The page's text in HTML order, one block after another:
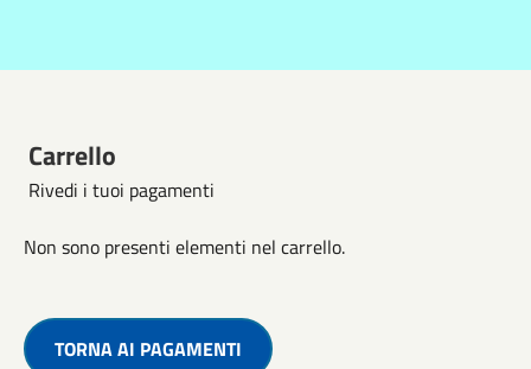
Carrello
Rivedi i tuoi pagamenti
Non sono presenti elementi nel carrello.
TORNA AI PAGAMENTI